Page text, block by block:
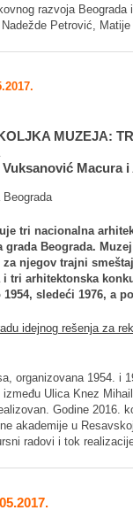
razvoja
Petrović,
MUZEJA:
Macura
tri nacionalna
grada Beograda.
za njegov trajni
tri arhitektonska
sledeći 1976, a
idejnog rešenja za
organizovana 1954. i
između Ulica Knez
Godine 2016.
akademije u
radovi i tok